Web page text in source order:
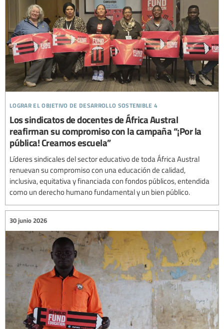
lograr el objetivo de desarrollo sostenible 4
Los sindicatos de docentes de África Austral
reafirman su compromiso con la campaña “¡Por la
pública! Creamos escuela”
Líderes sindicales del sector educativo de toda África Austral
renuevan su compromiso con una educación de calidad,
inclusiva, equitativa y financiada con fondos públicos, entendida
como un derecho humano fundamental y un bien público.
30 junio 2026